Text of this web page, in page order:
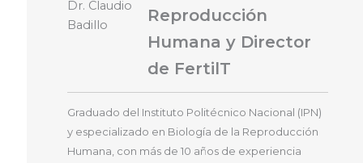
Reproducción
Humana y Director
de FertilT
Graduado del Instituto Politécnico Nacional (IPN)
y especializado en Biología de la Reproducción
Humana, con más de 10 años de experiencia